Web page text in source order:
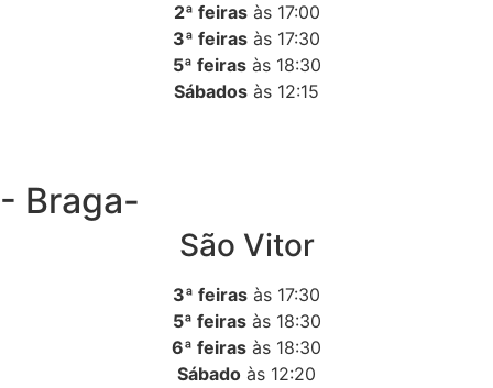
2ª feirasàs 17:00
3ª feiras às 17:30
5ª feirasàs 18:30
Sábados às 12:15
- Braga-
São Vitor
3ª feiras às 17:30
5ª feirasàs 18:30
6ª feiras às 18:30
Sábado às 12:20